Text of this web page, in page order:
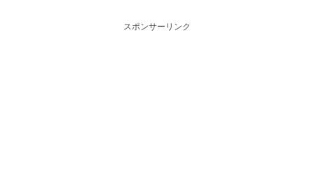
スポンサーリンク